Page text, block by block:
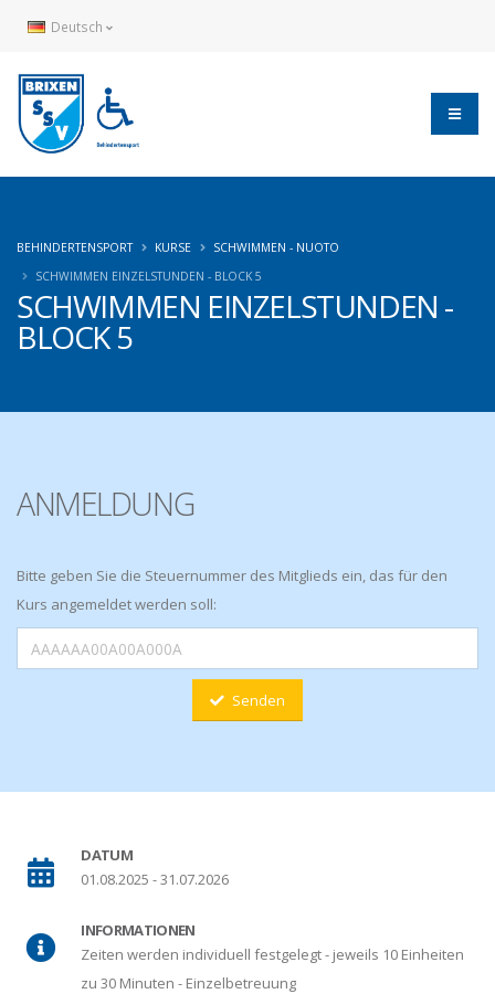
Deutsch
SCHWIMMEN EINZELSTUNDEN -
BLOCK 5
BEHINDERTENSPORT KURSE
SCHWIMMEN - NUOTO
SCHWIMMEN EINZELSTUNDEN - BLOCK 5
ANMELDUNG
Bitte geben Sie die Steuernummer des Mitglieds ein, das für den
Kurs angemeldet werden soll:
Senden
DATUM
01.08.2025 - 31.07.2026
INFORMATIONEN
Zeiten werden individuell festgelegt - jeweils 10 Einheiten
zu 30 Minuten - Einzelbetreuung